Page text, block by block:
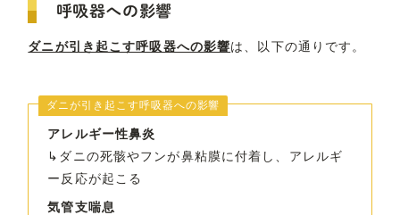
呼吸器への影響
ダニが引き起こす呼吸器への影響は、以下の通りです。
ダニが引き起こす呼吸器への影響
アレルギー性鼻炎
↳ダニの死骸やフンが鼻粘膜に付着し、アレルギ
ー反応が起こる
気管支喘息